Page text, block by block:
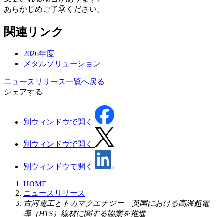
あらかじめご了承ください。
関連リンク
2026年度
メタルソリューション
ニュースリリース一覧へ戻る
シェアする
別ウィンドウで開く
別ウィンドウで開く
別ウィンドウで開く
HOME
ニュースリリース
古河電工とトカマクエナジー 英国における高温超電
導（HTS）線材に関する協業を推進